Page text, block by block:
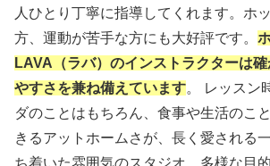
人ひとり丁寧に指導してくれます。ホ
方、運動が苦手な方にも大好評です。
LAVA（ラバ）のインストラクターは
やすさを兼ね備えています。 レッスン
ダのことはもちろん、食事や生活のこ
きるアットホームさが、長く愛される
ち着いた雰囲気のスタジオ、多様な目